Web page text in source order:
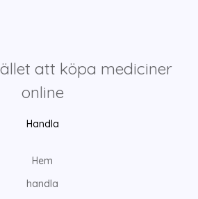
att köpa mediciner
online
Handla
Hem
handla